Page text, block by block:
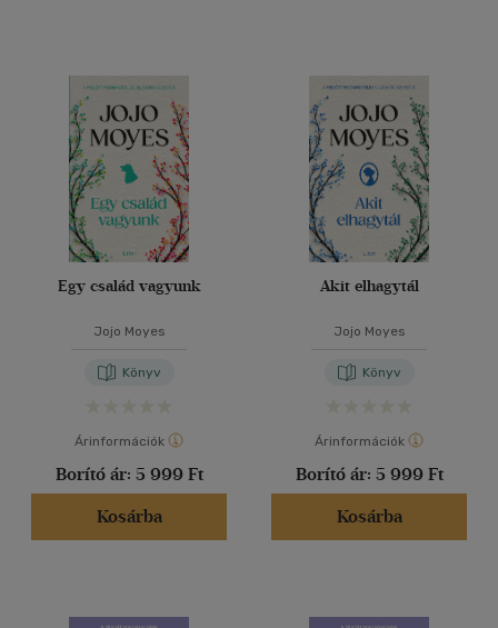
Egy család vagyunk
Jojo Moyes
Könyv
Árinformációk
Borító ár: 5 999 Ft
Kosárba
Akit elhagytál
Jojo Moyes
Könyv
Árinformációk
Borító ár: 5 999 Ft
Kosárba